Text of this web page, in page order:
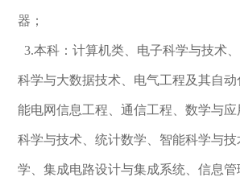
器；
3.本科：计算机类、电子科学与技术
科学与大数据技术、电气工程及其自
能电网信息工程、通信工程、数学与
科学与技术、统计数学、智能科学与
学、集成电路设计与集成系统、信息管